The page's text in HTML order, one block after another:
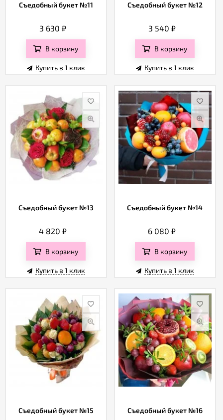
конфиденциальности
Съедобный букет №11
3 630₽
В корзину
Купить в 1 клик
Съедобный букет №12
3 540 ₽
В корзину
Купить в 1 клик
Съедобный букет №13
4 820₽
В корзину
Купить в 1 клик
Съедобный букет №14
6 080₽
В корзину
Купить в 1 клик
Съедобный букет №15 Съедобный букет №16